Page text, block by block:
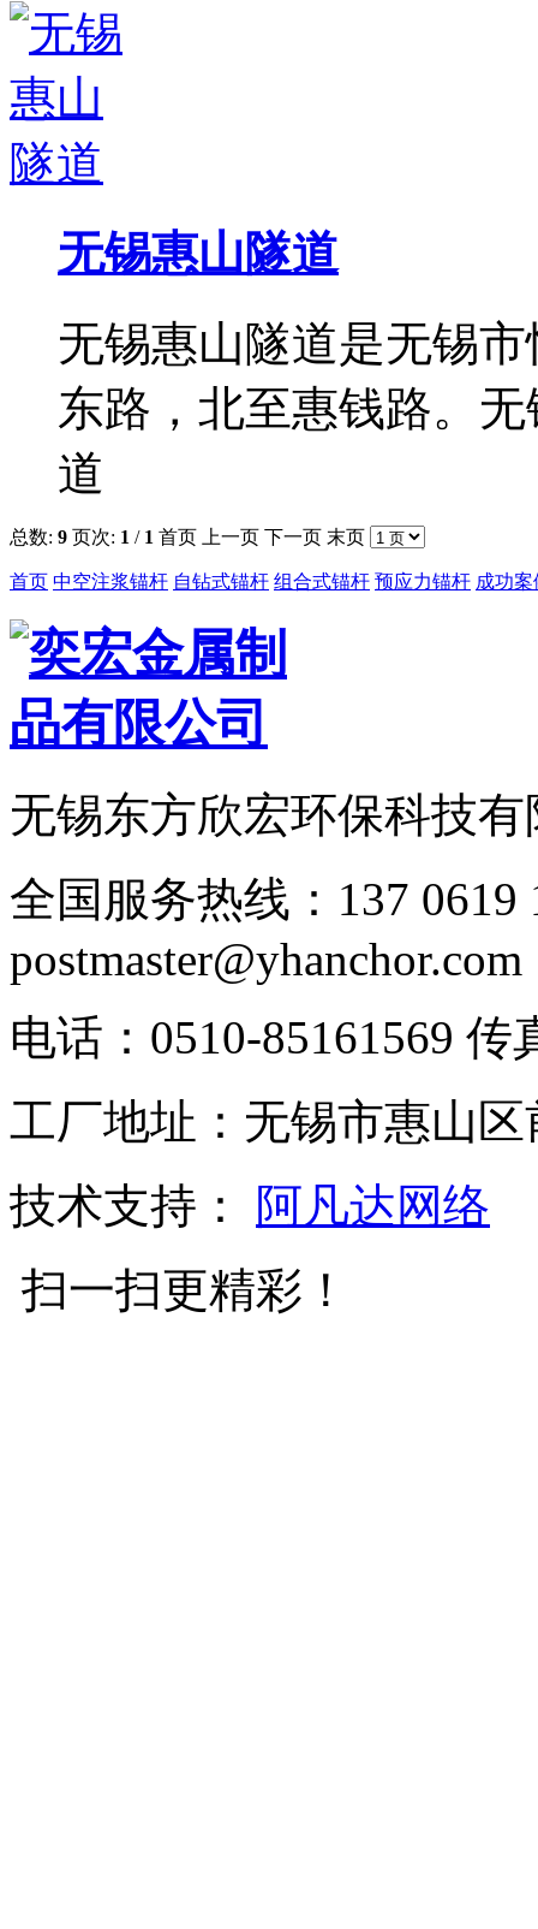
无锡惠山隧道
无锡惠山隧道是无锡
东路，北至惠钱路。
道
总数: 9 页次: 1 / 1 首页 上一页 下一页 末页
首页 中空注浆锚杆 自钻式锚杆 组合式锚杆 预应力锚杆 成功案
无锡东方欣宏环保科技
全国服务热线：137 0619
postmaster@yhanchor.com
电话：0510-85161569 传
工厂地址：无锡市惠山
技术支持： 阿凡达网络
扫一扫更精彩！